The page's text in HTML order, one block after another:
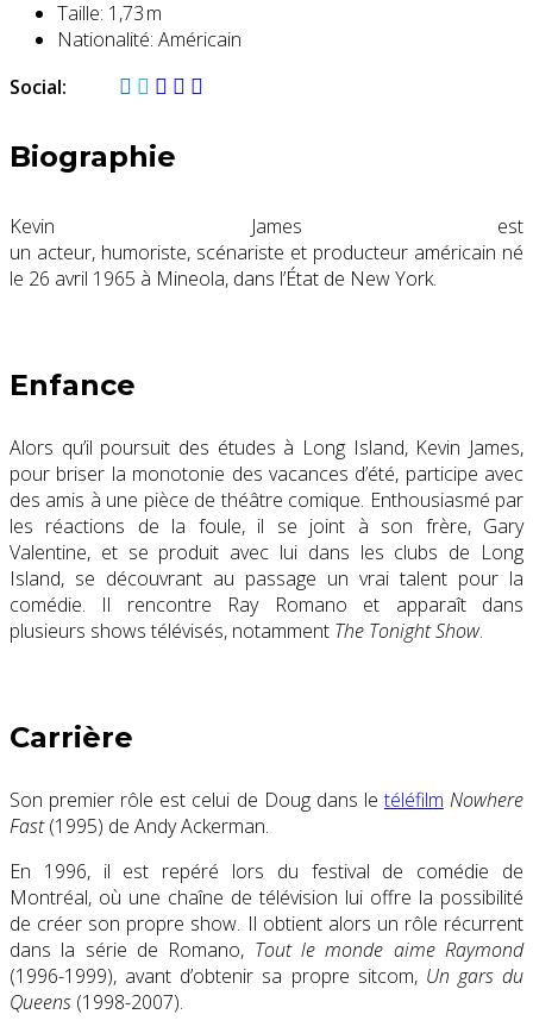
Taille: 1,73 m
Nationalité: Américain
Social:
Biographie
Kevin James est
un acteur, humoriste, scénariste et producteur américain né
le 26 avril 1965 à Mineola, dans l’État de New York.
Enfance
Alors qu’il poursuit des études à Long Island, Kevin James,
pour briser la monotonie des vacances d’été, participe avec
des amis à une pièce de théâtre comique. Enthousiasmé par
les réactions de la foule, il se joint à son frère, Gary
Valentine, et se produit avec lui dans les clubs de Long
Island, se découvrant au passage un vrai talent pour la
comédie. Il rencontre Ray Romano et apparaît dans
plusieurs shows télévisés, notamment The Tonight Show.
Carrière
Son premier rôle est celui de Doug dans letéléfilm Nowhere
Fast(1995) de Andy Ackerman.
En 1996, il est repéré lors du festival de comédie de
Montréal, où une chaîne de télévision lui offre la possibilité
de créer son propre show. Il obtient alors un rôle récurrent
dans la série de Romano, Tout le monde aime Raymond
(1996-1999), avant d’obtenir sa propre sitcom, Un gars du
Queens (1998-2007).